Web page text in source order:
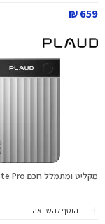
659 ₪
מקליט ומתמלל חכם AI Note Pro כסוף
הוסף להשוואה